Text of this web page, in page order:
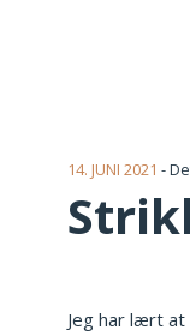
14. JUNI 2021 -
Jeg har lært at